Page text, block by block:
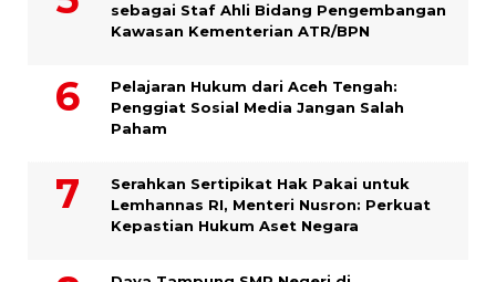
sebagai Staf Ahli Bidang Pengembangan
Kawasan Kementerian ATR/BPN
Pelajaran Hukum dari Aceh Tengah:
Penggiat Sosial Media Jangan Salah
Paham
Serahkan Sertipikat Hak Pakai untuk
Lemhannas RI, Menteri Nusron: Perkuat
Kepastian Hukum Aset Negara